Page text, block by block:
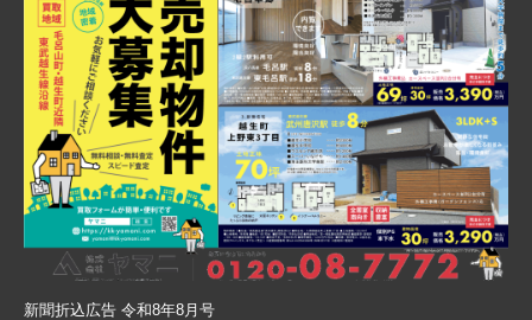
新聞折込広告 令和8年8月号